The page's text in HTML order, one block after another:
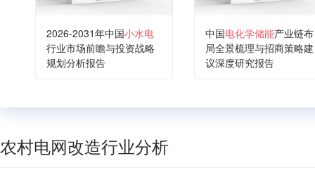
2026-2031年中国小水电
行业市场前瞻与投资战略
规划分析报告
中国电化学储能产业链布
局全景梳理与招商策略建
议深度研究报告
农村电网改造行业分析